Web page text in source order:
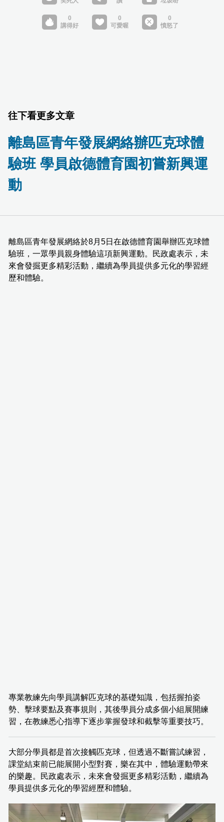
往下看更多文章
離島區青年發展網絡辦匹克球體
驗班 學員啟德體育園初嘗新興運
動
離島區青年發展網絡於8月5日在啟德體育園舉辦匹克球體
驗班，一眾學員親身體驗這項新興運動。民政處表示，未
來會發掘更多精彩活動，繼續為學員提供多元化的學習經
歷和體驗。
專業教練先向學員講解匹克球的基礎知識，包括握拍姿
勢、擊球要點及賽事規則，其後學員分成多個小組展開練
習，在教練悉心指導下逐步掌握發球和截擊等重要技巧。
大部分學員都是首次接觸匹克球，但透過不斷嘗試練習，
課堂結束前已能展開小型對賽，樂在其中，體驗運動帶來
的樂趣。民政處表示，未來會發掘更多精彩活動，繼續為
學員提供多元化的學習經歷和體驗。